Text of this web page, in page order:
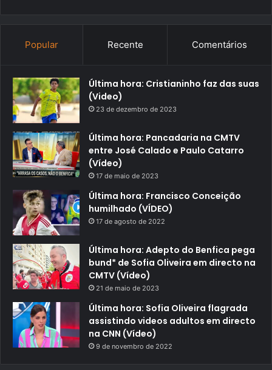
Popular Recente Comentários
Última hora: Cristianinho faz das suas
(Video)
23 de dezembro de 2023
Última hora: Pancadaria na CMTV
entre José Calado e Paulo Catarro
(Vídeo)
17 de maio de 2023
Última hora: Francisco Conceição
humilhado (VÍDEO)
17 de agosto de 2022
Última hora: Adepto do Benfica pega
bund* de Sofia Oliveira em directo na
CMTV (Vídeo)
21 de maio de 2023
Última hora: Sofia Oliveira flagrada
assistindo videos adultos em directo
na CNN (Vídeo)
9 de novembro de 2022